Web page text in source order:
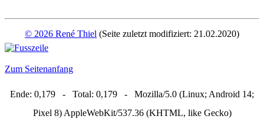
© 2026 René Thiel (Seite zuletzt modifiziert: 21.02.2020)
Zum Seitenanfang
Ende: 0,179 - Total: 0,179 - Mozilla/5.0 (Linux; Android 14;
Pixel 8) AppleWebKit/537.36 (KHTML, like Gecko)